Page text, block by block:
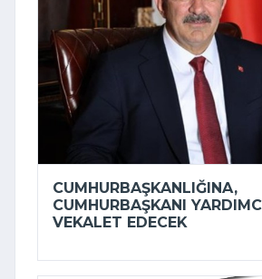
CUMHURBAŞKANLIĞINA,
CUMHURBAŞKANI
VEKALET EDECEK